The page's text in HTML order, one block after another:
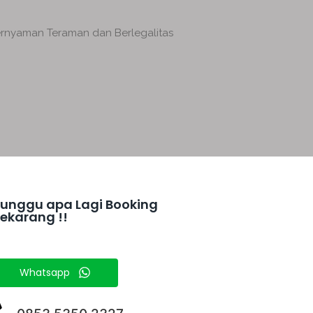
Teraman dan Berlegalitas
apa Lagi Booking
!!
Whatsapp